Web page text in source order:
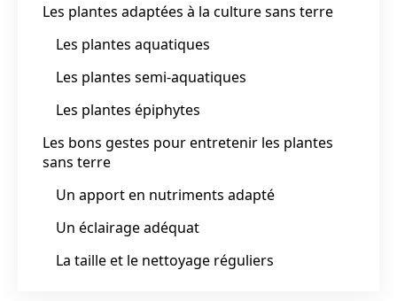
Les plantes adaptées à la culture sans terre
Les plantes aquatiques
Les plantes semi-aquatiques
Les plantes épiphytes
Les bons gestes pour entretenir les plantes
sans terre
Un apport en nutriments adapté
Un éclairage adéquat
La taille et le nettoyage réguliers